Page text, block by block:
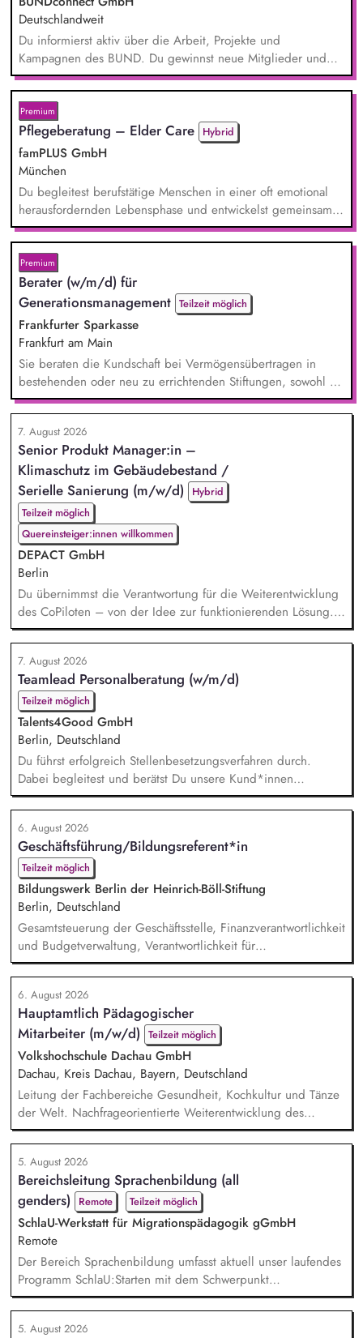
Deutschlandweit
Du informierst aktiv über die Arbeit, Projekte und
Kampagnen des BUND. Du gewinnst neue Mitglieder und
stärkst damit langfristig den Umwelt- und Naturschutz. Du
beantwortest Fragen zu Umwelt-, Arten- und Klimaschutz nach
bestem Wissen und Gewissen. Du unterstützt Kampagnen
und Aktionen, beispielsweise durch das Sammeln von
Unterschriften für Petitionen.
Premium
Pflegeberatung – Elder Care Hybrid
famPLUS GmbH
München
Du begleitest berufstätige Menschen in einer oft emotional
herausfordernden Lebensphase und entwickelst gemeinsam
mit ihnen individuelle Lösungen. Zu deinen Aufgaben
gehören: Individuelle Beratung von pflegenden und
sorgenden Angehörigen, Case Management und Entwicklung
passgenauer Unterstützungslösungen, Vermittlung von Pflege-
und Unterstützungsangeboten, Planung und Durchführung
von Pro...
Premium
Berater (w/m/d) für
Generationsmanagement Teilzeit möglich
Frankfurter Sparkasse
Frankfurt am Main
Sie beraten die Kundschaft bei Vermögensübertragen in
bestehenden oder neu zu errichtenden Stiftungen, sowohl zu
Lebzeiten als auch im Rahmen der Nachlassplanung. Sie
übernehmen eigenverantwortlich alle relevanten Aufgaben
bei der Testamentsvollstreckung und Nachlassverwaltung. Sie
wirken aktiv an Werbemaßnahmen im Stiftungs- und
Nachlassmanagement mit, auch in kreativer Hinsicht.
7. August 2026
Senior Produkt Manager:in –
Klimaschutz im Gebäudebestand /
Serielle Sanierung (m/w/d)
Hybrid
Teilzeit möglich
Quereinsteiger:innen willkommen
DEPACT GmbH
Berlin
Du übernimmst die Verantwortung für die Weiterentwicklung
des CoPiloten – von der Idee zur funktionierenden Lösung.
Im Zentrum stehen die Umsetzung und Implementierung: Du
verstehst die zugrunde liegenden Prozesse, optimierst sie,
und entwickelst daraus unser Produkt weiter, zusammen mit
unseren Partnern der Branche.
7. August 2026
Teamlead Personalberatung (w/m/d)
Teilzeit möglich
Talents4Good GmbH
Berlin, Deutschland
Du führst erfolgreich Stellenbesetzungsverfahren durch.
Dabei begleitest und berätst Du unsere Kund*innen
partnerschaftlich – vom Auftaktbriefing bis zur erfolgreichen
Besetzung. Du hältst die Fäden in unserem Team
Personalberatung zusammen und bist erste*r
Ansprechpartner*in sowie wichtigste*r Sparringspartner*in
für drei Kolleg*innen. Zudem bist Du Teil des Leitungskreises
zur strategisch...
6. August 2026
Geschäftsführung/Bildungsreferent*in
Teilzeit möglich
Bildungswerk Berlin der Heinrich-Böll-Stiftung
Berlin, Deutschland
Gesamtsteuerung der Geschäftsstelle, Finanzverantwortlichkeit
und Budgetverwaltung, Verantwortlichkeit für
Zuwendungsanträge, Verwendungsnachweise und
Sachberichte für unterschiedliche Zuwendungsgeber,
Kommunikation mit Zuwendungsgebern, Personalführung
(Personalfürsorge, Mitarbeiter*innengespräche), Entwicklung
von Leitlinien des Bildungsprogramms, Gremien- und
politische Vernetzungsarbeit...
6. August 2026
Hauptamtlich Pädagogischer
Mitarbeiter (m/w/d) Teilzeit möglich
Volkshochschule Dachau GmbH
Dachau, Kreis Dachau, Bayern, Deutschland
Leitung der Fachbereiche Gesundheit, Kochkultur und Tänze
der Welt. Nachfrageorientierte Weiterentwicklung des
Programmangebotes. Pädagogische Planung, inhaltliche
Entwicklung des Profils und Organisation des Angebots.
Fachliche Auswahl von Kursleitenden sowie deren
methodische und didaktische Beratung. Budgetsteuerung
sowie betriebswirtschaftliche Planung in den betreffenden
Fachbereichen. Mita...
5. August 2026
Bereichsleitung Sprachenbildung (all
genders)
Remote Teilzeit möglich
SchlaU-Werkstatt für Migrationspädagogik gGmbH
Remote
Der Bereich Sprachenbildung umfasst aktuell unser laufendes
Programm SchlaU:Starten mit dem Schwerpunkt
"Alphabetisierung in DaZ für die Grundschule" sowie
zukünftig weitere auf Unterrichtsmaterial bezogene Projekte
mit den Schwerpunkten sprachensensibles und
5. August 2026